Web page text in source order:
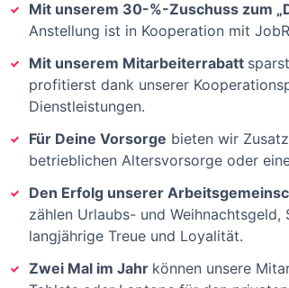
Mit unserem 30-%-Zuschuss zum
Anstellung ist in Kooperation mit
Mit unserem Mitarbeiterrabatt
profitierst dank unserer
Dienstleistungen.
Für Deine Vorsorge bieten wir
betrieblichen Altersvorsorge oder
Den Erfolg unserer
zählen Urlaubs- und
langjährige Treue und Loyalität.
Zwei Mal im Jahr können unsere